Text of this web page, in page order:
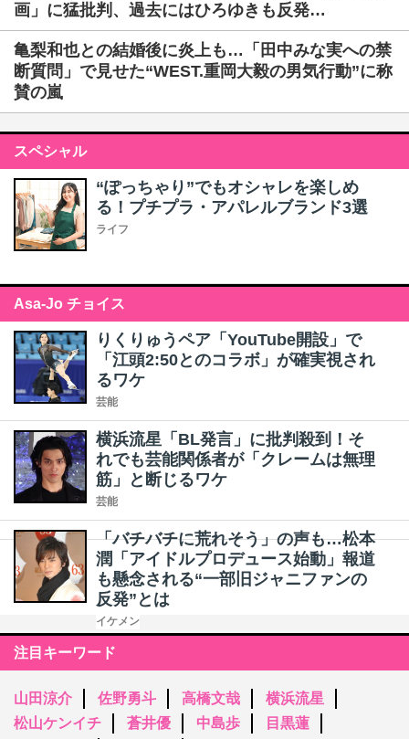
画」に猛批判、過去にはひろゆきも反発…
亀梨和也との結婚後に炎上も…「田中みな実への禁
断質問」で見せた“WEST.重岡大毅の男気行動”に称
賛の嵐
スペシャル
“ぽっちゃり”でもオシャレを楽しめ
る！プチプラ・アパレルブランド3選
ライフ
Asa-Jo チョイス
りくりゅうペア「YouTube開設」で
「江頭2:50とのコラボ」が確実視され
るワケ
芸能
横浜流星「BL発言」に批判殺到！そ
れでも芸能関係者が「クレームは無理
筋」と断じるワケ
芸能
「バチバチに荒れそう」の声も…松本
潤「アイドルプロデュース始動」報道
も懸念される“一部旧ジャニファンの
反発”とは
イケメン
注目キーワード
山田涼介 佐野勇斗 高橋文哉
横浜流星
松山ケンイチ
蒼井優 中島歩
目黒蓮